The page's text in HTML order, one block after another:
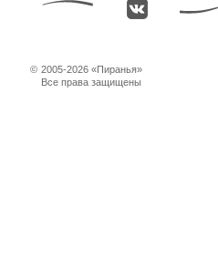
© 2005-2026 «Пиранья»
Все права защищены